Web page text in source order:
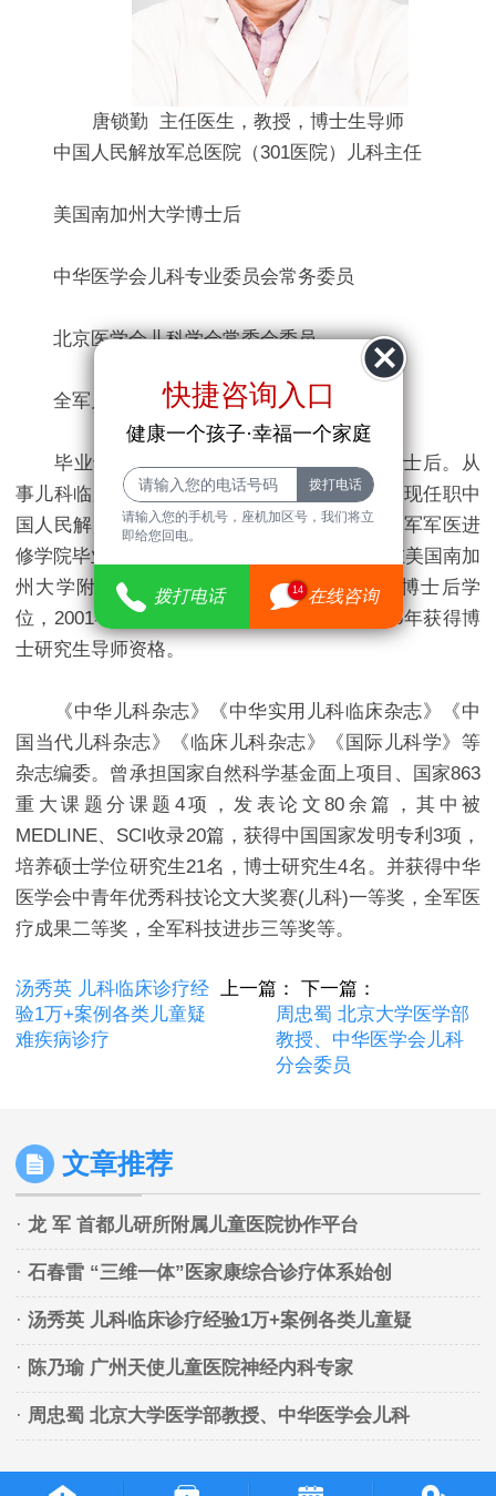
唐锁勤 主任医生，教授，博士生导师
中国人民解放军总医院（301医院）儿科主任
美国南加州大学博士后
中华医学会儿科专业委员会常务委员
北京医学会儿科学会常委会委员
全军儿科专业委员会副主任委员
毕业于第四军医大学，美国南加州大学博士后。从
事儿科临床工作35年，具有丰富的临床经验。现任职中
国人民解放军总医院儿科主任，1990年从解放军军医进
修学院毕业获得医学硕士学位，1993-1996年在美国南加
州大学附属洛杉矶儿童医院工作学习并取得博士后学
位，2001年晋升儿科学主任医生、教授，2006年获得博
士研究生导师资格。
《中华儿科杂志》《中华实用儿科临床杂志》《中
国当代儿科杂志》《临床儿科杂志》《国际儿科学》等
杂志编委。曾承担国家自然科学基金面上项目、国家863
重大课题分课题4项，发表论文80余篇，其中被
MEDLINE、SCI收录20篇，获得中国国家发明专利3项，
培养硕士学位研究生21名，博士研究生4名。并获得中华
医学会中青年优秀科技论文大奖赛(儿科)一等奖，全军医
疗成果二等奖，全军科技进步三等奖等。
上一篇：
汤秀英 儿科临床诊疗经
验1万+案例各类儿童疑
难疾病诊疗
下一篇：
周忠蜀 北京大学医学部
教授、中华医学会儿科
分会委员
文章推荐
· 龙 军 首都儿研所附属儿童医院协作平台
· 石春雷 “三维一体”医家康综合诊疗体系始创
· 汤秀英 儿科临床诊疗经验1万+案例各类儿童疑
· 陈乃瑜 广州天使儿童医院神经内科专家
· 周忠蜀 北京大学医学部教授、中华医学会儿科
快捷咨询入口
健康一个孩子·幸福一个家庭
请输入您的手机号，座机加区号，我们将立
即给您回电。
拨打电话 14 在线咨询